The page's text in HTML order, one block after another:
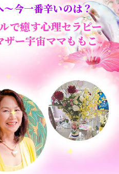
〜今一番辛いのは？
で癒す心理セラピー
ー宇宙ママももこ